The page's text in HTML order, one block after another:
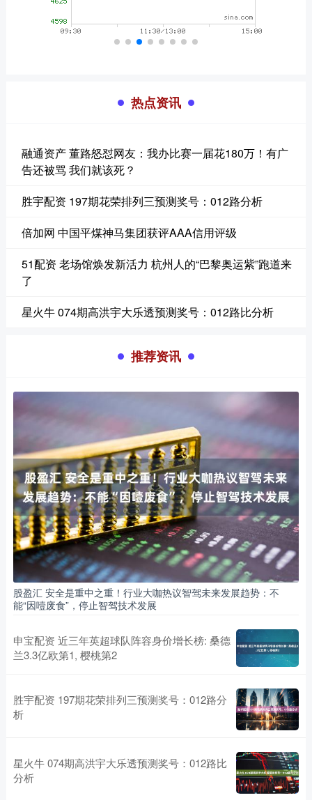
热点资讯
融通资产 董路怒怼网友：我办比赛一届花180万！有广
告还被骂 我们就该死？
胜宇配资 197期花荣排列三预测奖号：012路分析
倍加网 中国平煤神马集团获评AAA信用评级
51配资 老场馆焕发新活力 杭州人的“巴黎奥运紫”跑道来
了
星火牛 074期高洪宇大乐透预测奖号：012路比分析
推荐资讯
股盈汇 安全是重中之重！行业大咖热议智驾未来发展趋势：不
能“因噎废食”，停止智驾技术发展
申宝配资 近三年英超球队阵容身价增长榜: 桑德
兰3.3亿欧第1, 樱桃第2
胜宇配资 197期花荣排列三预测奖号：012路分
析
星火牛 074期高洪宇大乐透预测奖号：012路比
分析